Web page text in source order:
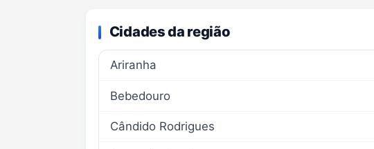
Cidades da região
Ariranha
Bebedouro
Cândido Rodrigues